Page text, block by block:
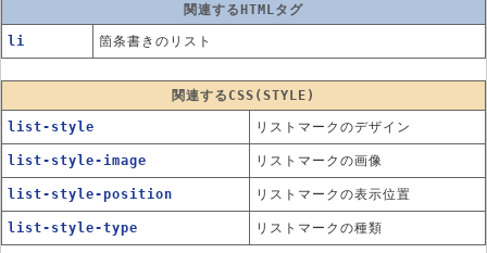
関連するHTMLタグ
li 箇条書きのリスト
関連するCSS(STYLE)
list-style リストマークのデザイン
list-style-image リストマークの画像
list-style-position リストマークの表示位置
list-style-type リストマークの種類